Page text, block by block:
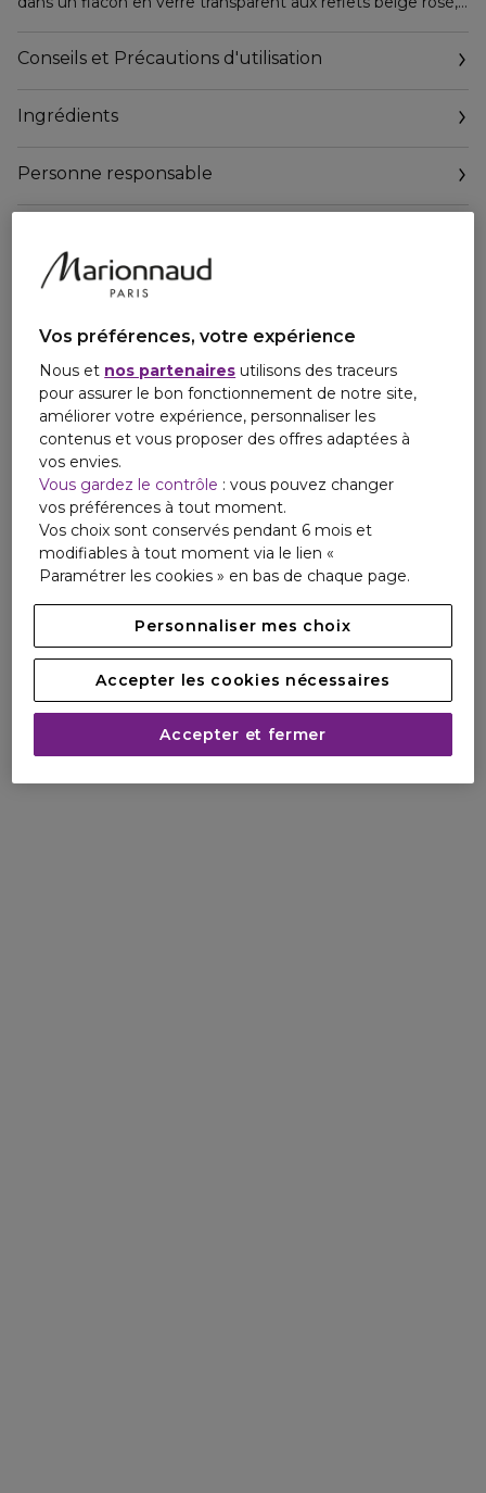
associe la fraîcheur éclatante de la fleur d'oranger à la
sensualité juteuse de l'ananas, pour un duo irrésistiblement
fragrance révèle une signature estivale évidente. Inspirée
l'essentiel pour exprimer sa vraie nature. Un chic naturel en
toute simplicité. Une invitation à s'aimer sans compromis.
Conseils et Précautions d'utilisation
Ingrédients
Personne responsable
Email
Vos préférences, votre expérience
Nous et nos partenaires utilisons des traceurs
pour assurer le bon fonctionnement de notre site,
améliorer votre expérience, personnaliser les
contenus et vous proposer des offres adaptées à
vos envies.
Vous gardez le contrôle : vous pouvez changer
vos préférences à tout moment.
Vos choix sont conservés pendant 6 mois et
modifiables à tout moment via le lien «
Paramétrer les cookies » en bas de chaque page.
Personnaliser mes choix
Accepter les cookies nécessaires
Accepter et fermer